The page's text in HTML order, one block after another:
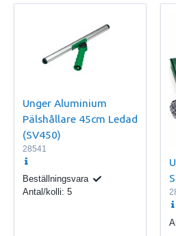
Unger Aluminium
Pälshållare 45cm Ledad
(SV450)
28541
Beställningsvara
Antal/kolli: 5